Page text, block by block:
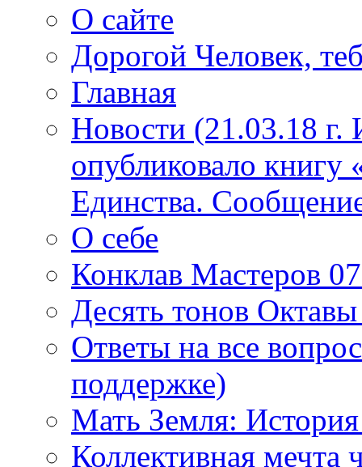
О сайте
Дорогой Человек,
Главная
Новости (21.03.18 г.
опубликовало книгу
Единства.
О себе
Конклав Мастеров
Десять тонов
Ответы на все
поддержке)
Мать Земля: История
Коллективная мечта